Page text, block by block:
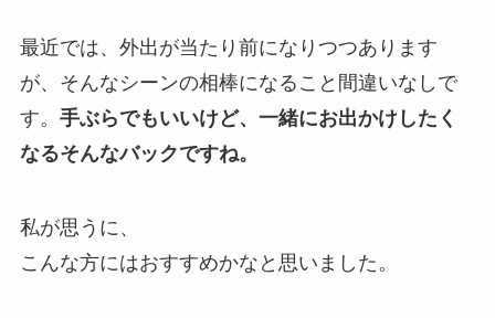
最近では、外出が当たり前になりつつあります
が、そんなシーンの相棒になること間違いなしで
す。 手ぶらでもいいけど、一緒にお出かけしたく
なるそんなバックですね。
私が思うに、
こんな方にはおすすめかなと思いました。